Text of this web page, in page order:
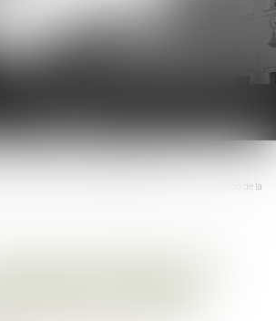
le
menu
reste à la charge des acheteurs après la résolution de la
DE RÉNOVATION
DES ACHETEURS
DE LA VENTE